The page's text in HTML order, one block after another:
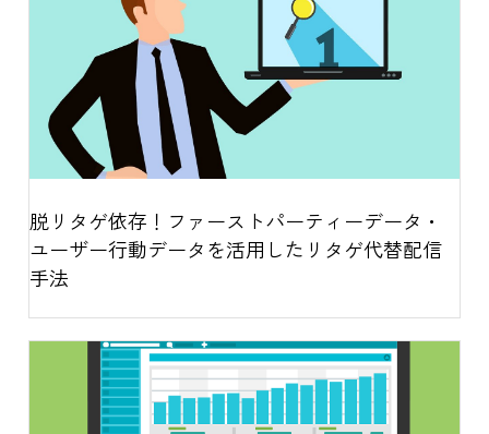
脱リタゲ依存！ファーストパーティーデータ・
ユーザー行動データを活用したリタゲ代替配信
手法